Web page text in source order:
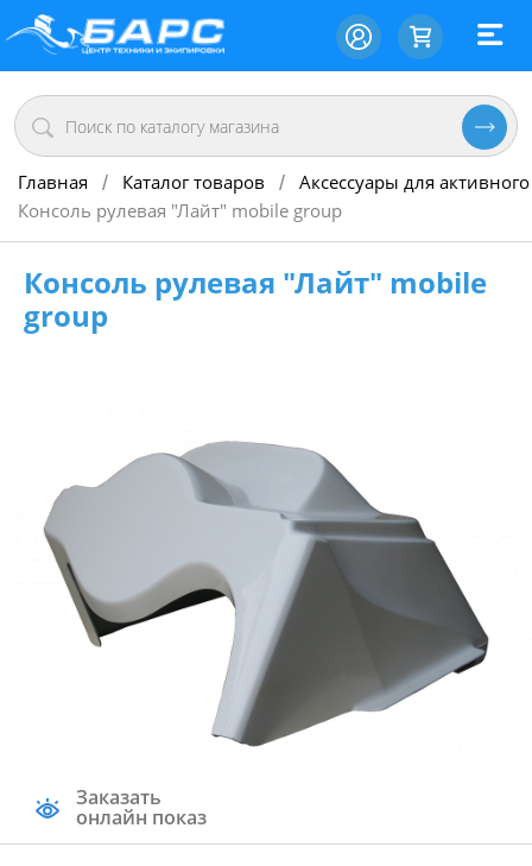
Главная / Каталог товаров / Аксессуары для
Консоль рулевая "Лайт" mobile group
Консоль рулевая "Лайт" mobile
group
Заказать
онлайн показ